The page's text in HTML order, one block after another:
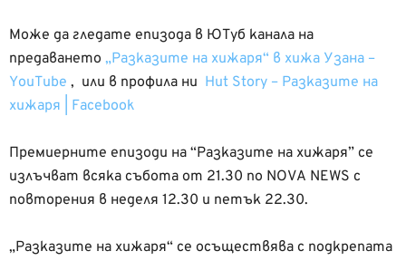
Може да гледате епизода в ЮТуб канала на
предаването „Разказите на хижаря“ в хижа Узана –
YouTube , или в профила ни Hut Story – Разказите на
хижаря | Facebook
Премиерните епизоди на “Разказите на хижаря” се
излъчват всяка събота от 21.30 по NOVA NEWS с
повторения в неделя 12.30 и петък 22.30.
„Разказите на хижаря“ се осъществява с подкрепата